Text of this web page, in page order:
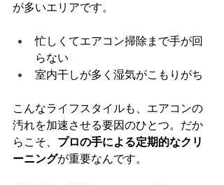
が多いエリアです。
忙しくてエアコン掃除まで手が回
らない
室内干しが多く湿気がこもりがち
こんなライフスタイルも、エアコンの
汚れを加速させる要因のひとつ。だか
らこそ、 プロの手による定期的なクリ
ーニングが重要なんです。